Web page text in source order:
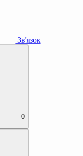
Зв'язок
0